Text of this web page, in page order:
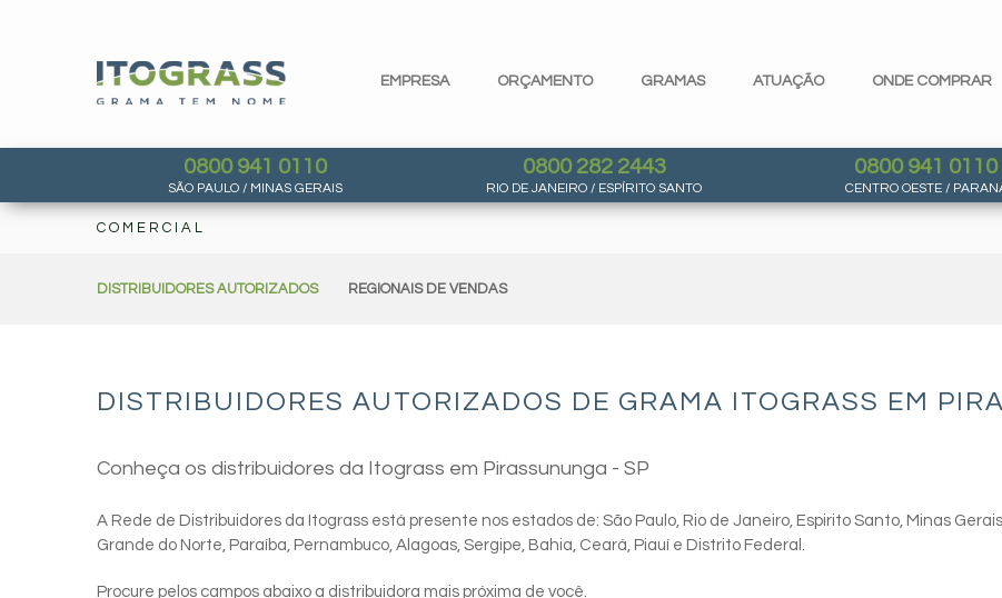
EMPRESA ORÇAMENTO GRAMAS ATUAÇÃO ONDE COMPRAR
0800 941 0110
SÃO PAULO / MINAS GERAIS
0800 282 2443
RIO DE JANEIRO / ESPÍRITO SANTO
0800 941 0110
CENTRO OESTE /
COMERCIAL
DISTRIBUIDORES AUTORIZADOS REGIONAIS DE VENDAS
DISTRIBUIDORES AUTORIZADOS DE GRAMA ITOGRASS EM
Conheça os distribuidores da Itograss em Pirassununga - SP
A Rede de Distribuidores da Itograss está presente nos estados de: São Paulo, Rio de Janeiro, Espirito Santo, Minas
Grande do Norte, Paraíba, Pernambuco, Alagoas, Sergipe, Bahia, Ceará, Piauí e Distrito Federal.
Procure pelos campos abaixo a distribuidora mais próxima de você.